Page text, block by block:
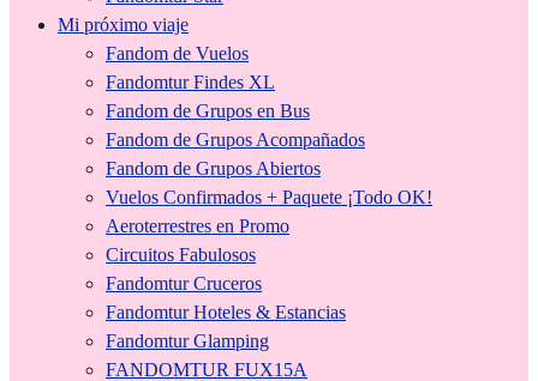
Mi próximo viaje
Fandom de Vuelos
Fandomtur Findes XL
Fandom de Grupos en Bus
Fandom de Grupos Acompañados
Fandom de Grupos Abiertos
Vuelos Confirmados + Paquete ¡Todo OK!
Aeroterrestres en Promo
Circuitos Fabulosos
Fandomtur Cruceros
Fandomtur Hoteles & Estancias
Fandomtur Glamping
FANDOMTUR FUX15A